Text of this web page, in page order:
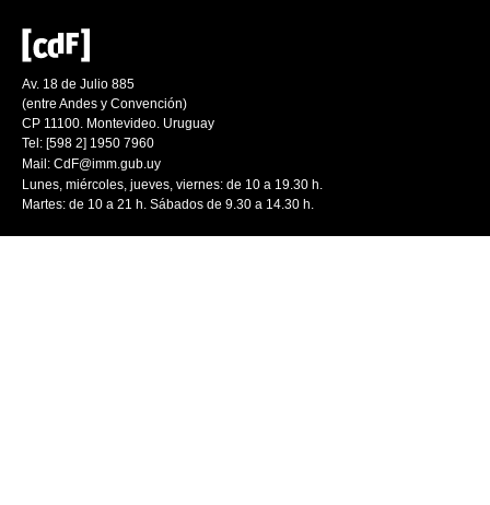
Av. 18 de Julio 885
(entre Andes y Convención)
CP 11100. Montevideo. Uruguay
Tel: [598 2] 1950 7960
Mail: CdF@imm.gub.uy
Lunes, miércoles, jueves, viernes: de 10 a 19.30 h.
Martes: de 10 a 21 h. Sábados de 9.30 a 14.30 h.